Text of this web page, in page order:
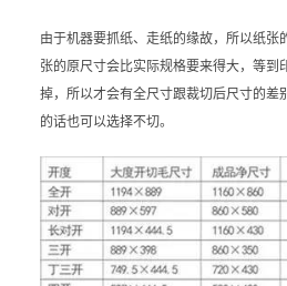
由于机器要抓纸、走纸的缘故，所以纸张
张的原尺寸会比实际规格要来得大，等到
掉，所以才会有全尺寸跟裁切后尺寸的差
的话也可以选择不切。